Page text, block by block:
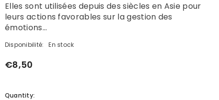
Elles sont utilisées depuis des siècles en Asie pour
leurs actions favorables sur la gestion des
émotions...
Disponibilité: En stock
€8,50
Quantity: